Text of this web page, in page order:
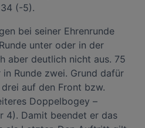
(-5).
bei seiner Ehrenrunde
unter oder in der
aber deutlich nicht aus. 75
Runde zwei. Grund dafür
auf den Front bzw.
Doppelbogey –
4). Damit beendet er das